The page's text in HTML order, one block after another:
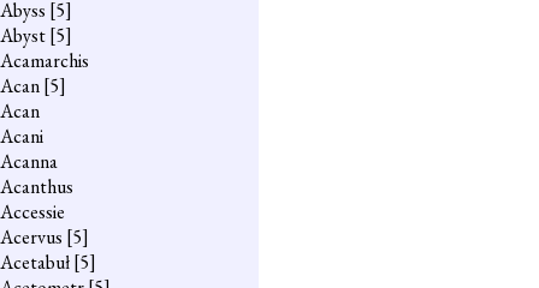
Abyss [5]
Abyst[5]
Acamarchis
Acan[5]
Acan
Acani
Acanna
Acanthus
Accessie
Acervus [5]
Acetabuł[5]